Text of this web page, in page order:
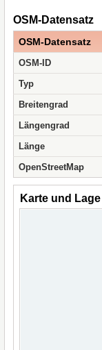
OSM-Datensatz
OSM-Datensatz
OSM-ID
Typ
Breitengrad
Längengrad
Länge
OpenStreetMap
Karte und Lage